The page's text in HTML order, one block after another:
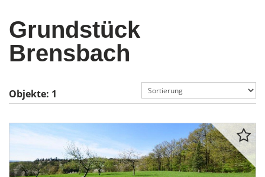
Grundstück
Brensbach
Objekte: 1